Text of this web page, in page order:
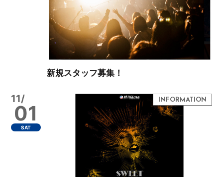
新規スタッフ募集！
11/
01
SAT